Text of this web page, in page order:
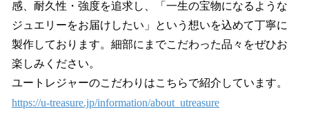
感、耐久性・強度を追求し、「一生の宝物になるような
ジュエリーをお届けしたい」という想いを込めて丁寧に
製作しております。細部にまでこだわった品々をぜひお
楽しみください。
ユートレジャーのこだわりはこちらで紹介しています。
https://u-treasure.jp/information/about_utreasure